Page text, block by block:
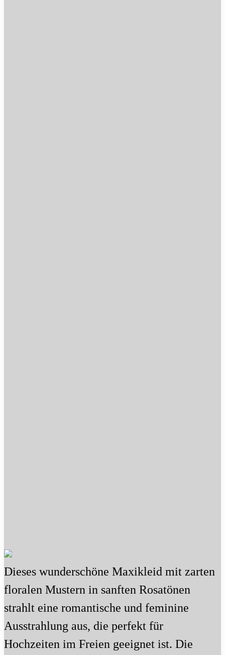
Dieses wunderschöne Maxikleid mit zarten
floralen Mustern in sanften Rosatönen
strahlt eine romantische und feminine
Ausstrahlung aus, die perfekt für
Hochzeiten im Freien geeignet ist. Die